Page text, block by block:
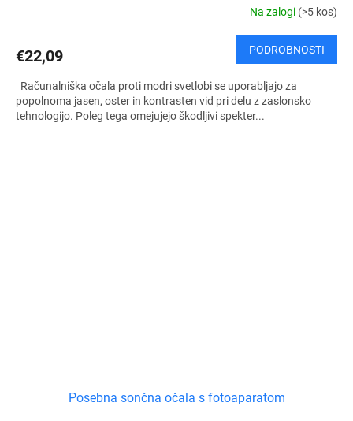
Na zalogi (>5 kos)
€22,09 PODROBNOSTI
Računalniška očala proti modri svetlobi se uporabljajo za
popolnoma jasen, oster in kontrasten vid pri delu z zaslonsko
tehnologijo. Poleg tega omejujejo škodljivi spekter...
Posebna sončna očala s fotoaparatom